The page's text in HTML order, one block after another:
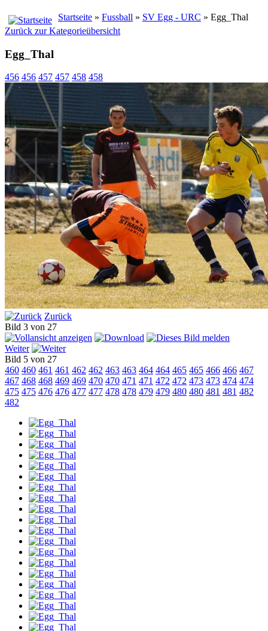
Startseite » Fussball » SV Egg - URC » Egg_Thal
Zurück zur Kategorieübersicht
Egg_Thal
456 456 457 457 458 458
Zurück
Bild 3 von 27
Weiter
Bild 5 von 27
460 460 461 461 462 462 463 463 464 464 465 465 466 466 467
467 468 468 469 469 470 470 471 471 472 472 473 473 474 474
475 475 476 476 477 477 478 478 479 479 480 480 481 481 482
482